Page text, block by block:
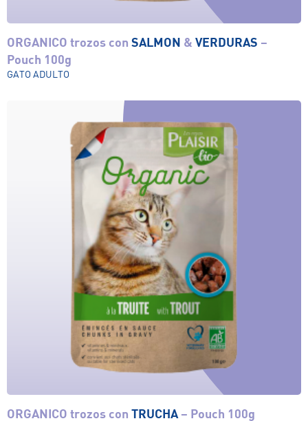
Ver el producto
ORGANICO trozos con SALMON & VERDURAS –
Pouch 100g
GATO ADULTO
Ver el producto
ORGANICO trozos con TRUCHA – Pouch 100g